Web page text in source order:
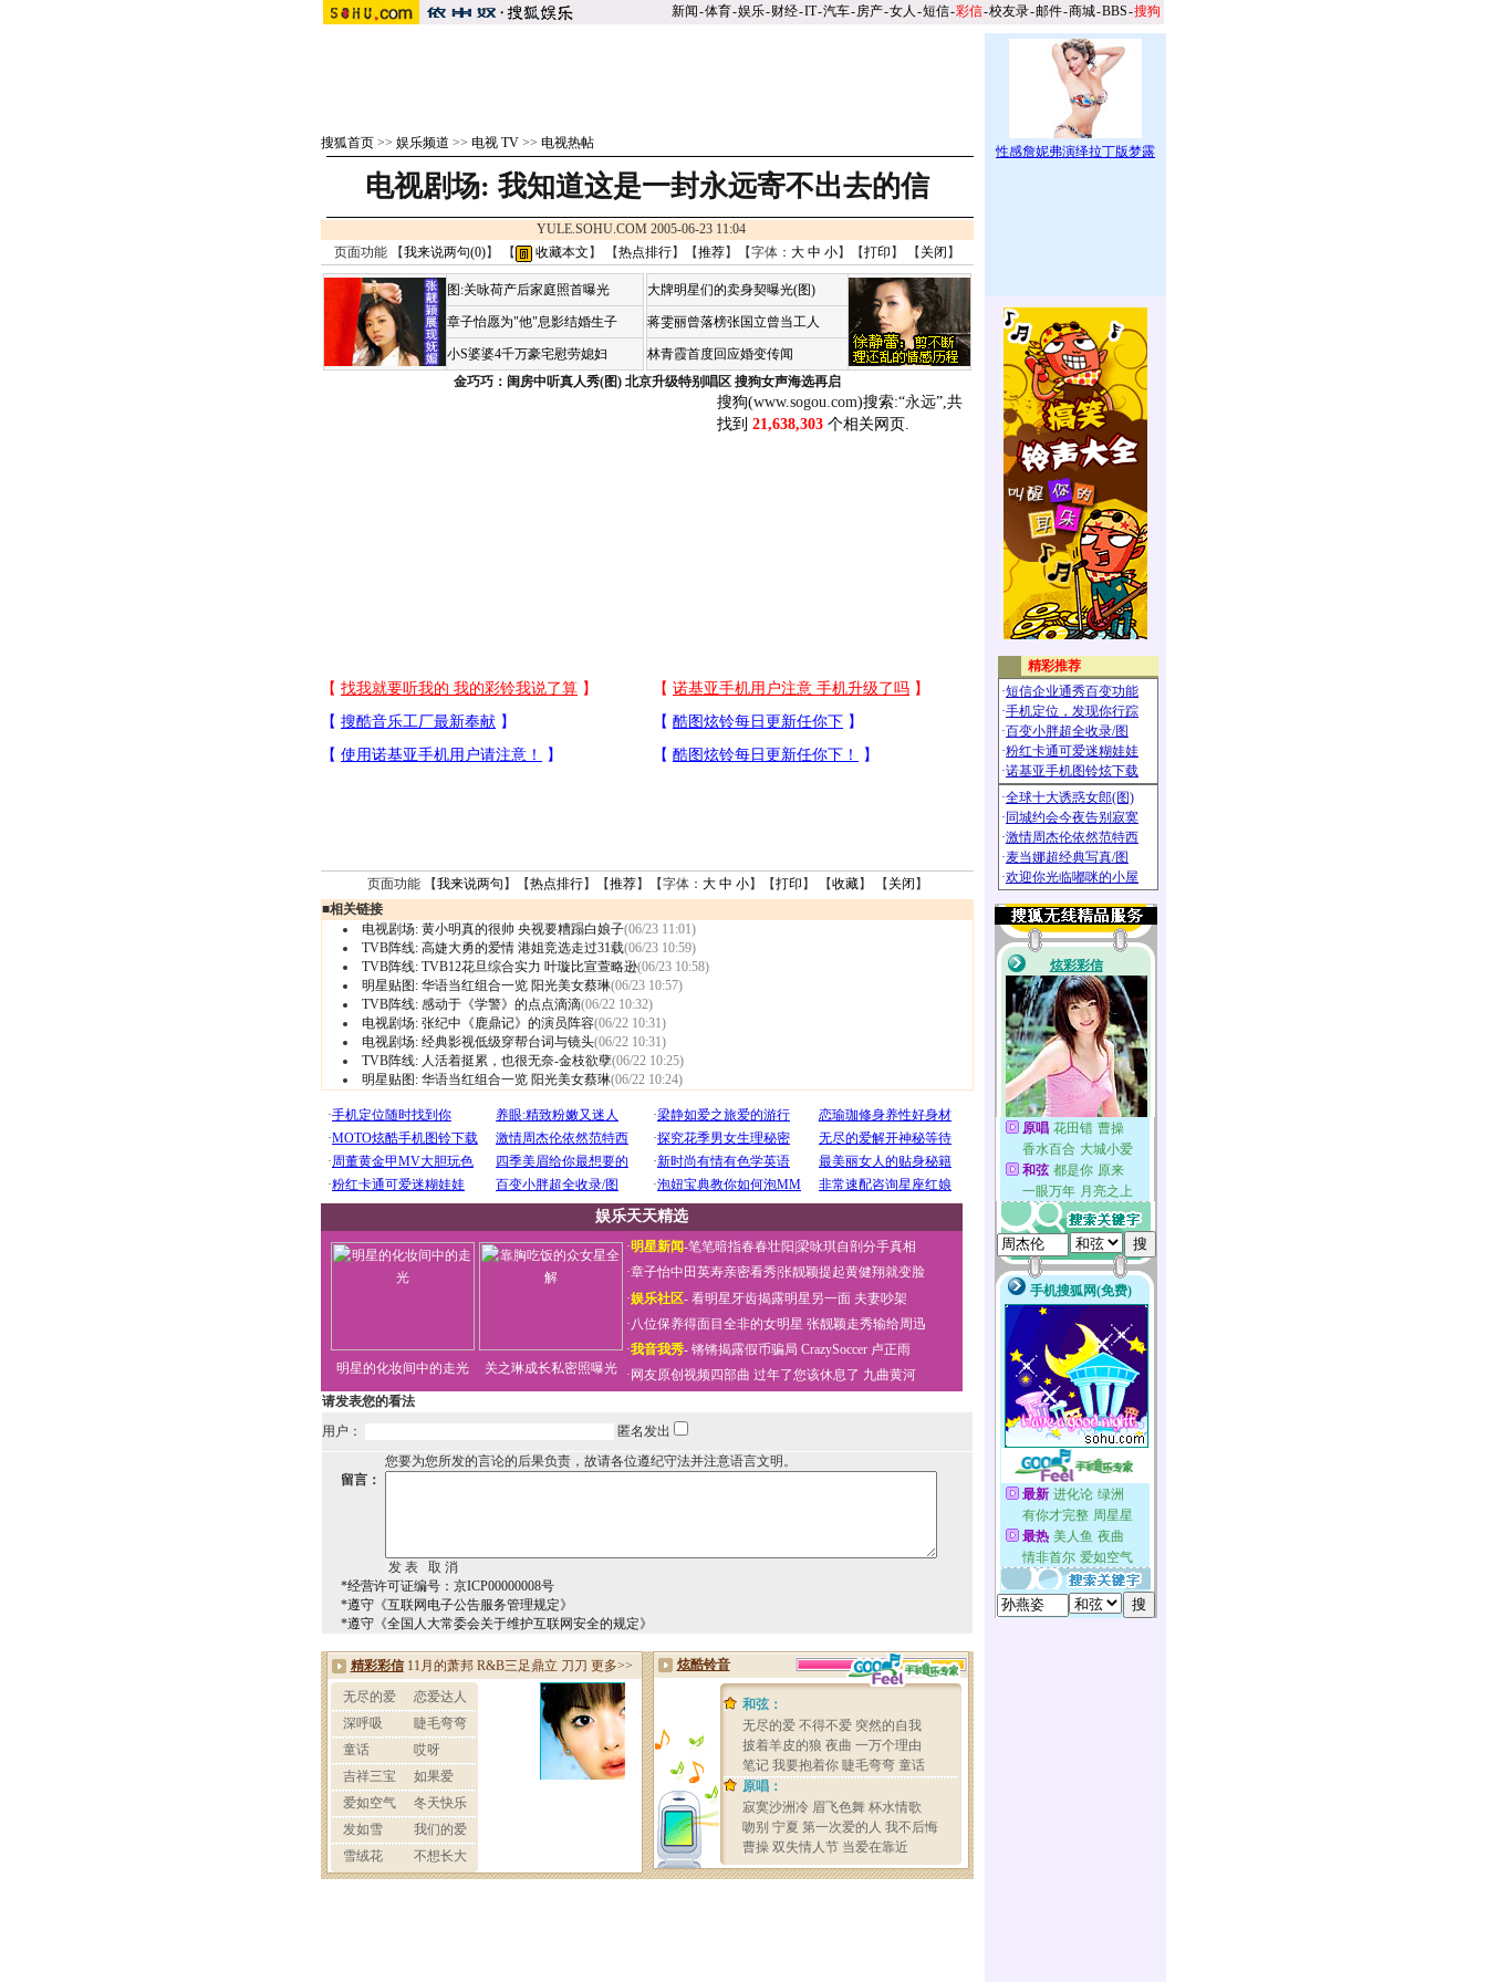
新闻-体育-娱乐-财经-IT-汽车-房产-女人 -短信-彩信-校友录-邮件-商城-BBS-搜狗
搜狐首页 >> 娱乐频道 >> 电视 TV >> 电视热帖
电视剧场: 我知道这是一封永远寄不出去的信
YULE.SOHU.COM 2005-06-23 11:04
页面功能 【我来说两句(0)】 【 收藏本文 】 【热点排行】【推荐】【字体： 大 中 小】【打印 】 【 关闭 】
图:关咏荷产后家庭照首曝光
章子怡愿为"他"息影结婚生子
小S婆婆4千万豪宅慰劳媳妇
大牌明星们的卖身契曝光(图)
蒋雯丽曾落榜张国立曾当工人
林青霞首度回应婚变传闻
金巧巧：闺房中听真人秀(图) 北京升级特别唱区 搜狗女声海选再启
搜狗(www.sogou.com)搜索:“永远”,共
找到 21,638,303 个相关网页.
页面功能 【我来说两句 】【热点排行】【推荐】【字体： 大 中 小】【打印 】 【收藏】 【 关闭 】
■相关链接
电视剧场: 黄小明真的很帅 央视要糟蹋白娘子(06/23 11:01)
TVB阵线: 高婕大勇的爱情 港姐竞选走过31载(06/23 10:59)
TVB阵线: TVB12花旦综合实力 叶璇比宣萱略逊(06/23 10:58)
明星贴图: 华语当红组合一览 阳光美女蔡琳(06/23 10:57)
TVB阵线: 感动于《学警》的点点滴滴(06/22 10:32)
电视剧场: 张纪中《鹿鼎记》的演员阵容(06/22 10:31)
电视剧场: 经典影视低级穿帮台词与镜头(06/22 10:31)
TVB阵线: 人活着挺累，也很无奈-金枝欲孽(06/22 10:25)
明星贴图: 华语当红组合一览 阳光美女蔡琳(06/22 10:24)
娱乐天天精选
明星的化妆间中的走光 关之琳成长私密照曝光
·明星新闻-笔笔暗指春春壮阳 梁咏琪自剖分手真相
·章子怡中田英寿亲密看秀张靓颖提起黄健翔就变脸
·娱乐社区- 看明星牙齿揭露明星另一面 夫妻吵架
·八位保养得面目全非的女明星 张靓颖走秀输给周迅
·我音我秀- 锵锵揭露假币骗局 CrazySoccer 卢正雨
· 网友原创视频四部曲 过年了您该休息了 九曲黄河
请发表您的看法
用户：
匿名发出
您要为您所发的言论的后果负责，故请各位遵纪守法并注意语言文明。
留言：
*经营许可证编号：京ICP00000008号
*遵守《互联网电子公告服务管理规定》
*遵守《全国人大常委会关于维护互联网安全的规定》